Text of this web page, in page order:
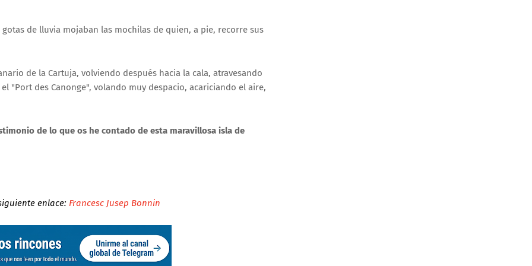
de lluvia mojaban las mochilas de quien, a pie, recorre sus
de la Cartuja, volviendo después hacia la cala, atravesando
"Port des Canonge", volando muy despacio, acariciando el aire,
de lo que os he contado de esta maravillosa isla de
enlace: Francesc Jusep Bonnin